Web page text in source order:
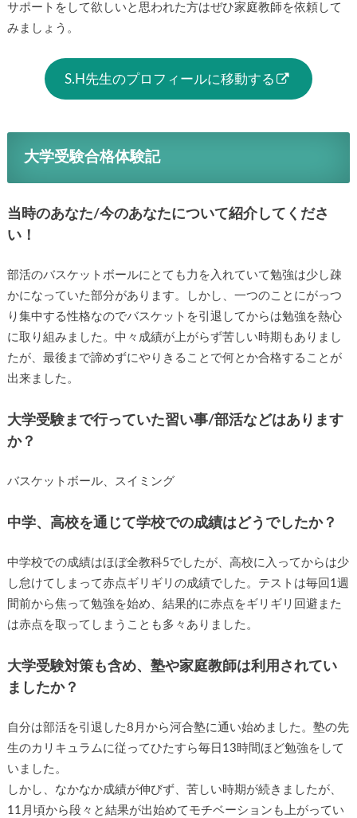
サポートをして欲しいと思われた方はぜひ家庭教師を依頼して
みましょう。
S.H先生のプロフィールに移動する
大学受験合格体験記
当時のあなた/今のあなたについて紹介してくださ
い！
部活のバスケットボールにとても力を入れていて勉強は少し疎
かになっていた部分があります。しかし、一つのことにがっつ
り集中する性格なのでバスケットを引退してからは勉強を熱心
に取り組みました。中々成績が上がらず苦しい時期もありまし
たが、最後まで諦めずにやりきることで何とか合格することが
出来ました。
大学受験まで行っていた習い事/部活などはあります
か？
バスケットボール、スイミング
中学、高校を通じて学校での成績はどうでしたか？
中学校での成績はほぼ全教科5でしたが、高校に入ってからは少
し怠けてしまって赤点ギリギリの成績でした。テストは毎回1週
間前から焦って勉強を始め、結果的に赤点をギリギリ回避また
は赤点を取ってしまうことも多々ありました。
大学受験対策も含め、塾や家庭教師は利用されてい
ましたか？
自分は部活を引退した8月から河合塾に通い始めました。塾の先
生のカリキュラムに従ってひたすら毎日13時間ほど勉強をして
いました。
しかし、なかなか成績が伸びず、苦しい時期が続きましたが、
11月頃から段々と結果が出始めてモチベーションも上がってい